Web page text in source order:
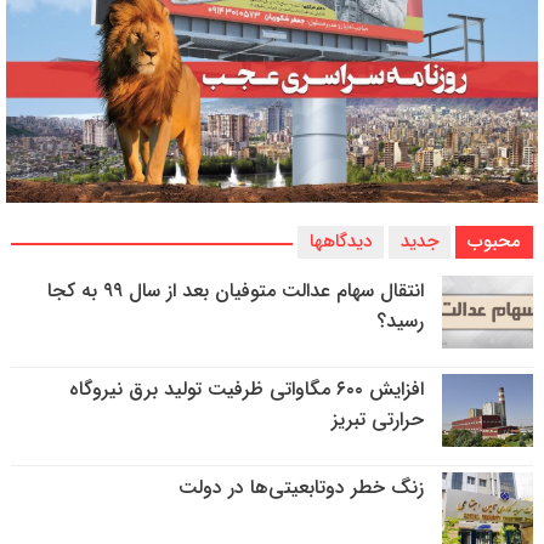
محبوب جدید دیدگاهها
انتقال سهام عدالت متوفیان بعد از سال ۹۹ به کجا
رسید؟
افزایش ۶۰۰ مگاواتی ظرفیت تولید برق نیروگاه
حرارتی تبریز
زنگ خطر دوتابعیتی‌ها در دولت